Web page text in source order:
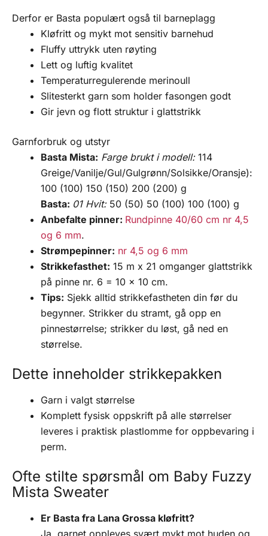
Derfor er Basta populært også til barneplagg
Kløfritt og mykt mot sensitiv barnehud
Fluffy uttrykk uten røyting
Lett og luftig kvalitet
Temperaturregulerende merinoull
Slitesterkt garn som holder fasongen godt
Gir jevn og flott struktur i glattstrikk
Garnforbruk og utstyr
Basta Mista: Farge brukt i modell: 114
Greige/Vanilje/Gul/Gulgrønn/Solsikke/Oransje):
100 (100) 150 (150) 200 (200) g
Basta: 01 Hvit:50 (50) 50 (100) 100 (100) g
Anbefalte pinner: Rundpinne 40/60 cm nr 4,5
og 6 mm.
Strømpepinner: nr 4,5 og 6 mm
Strikkefasthet: 15 m x 21 omganger glattstrikk
på pinne nr. 6 = 10 x 10 cm.
Tips: Sjekk alltid strikkefastheten din før du
begynner. Strikker du stramt, gå opp en
pinnestørrelse; strikker du løst, gå ned en
størrelse.
Dette inneholder strikkepakken
Garn i valgt størrelse
Komplett fysisk oppskrift på alle størrelser
leveres i praktisk plastlomme for oppbevaring i
perm.
Ofte stilte spørsmål om Baby Fuzzy
Mista Sweater
Er Basta fra Lana Grossa kløfritt?
Ja, garnet oppleves svært mykt mot huden og